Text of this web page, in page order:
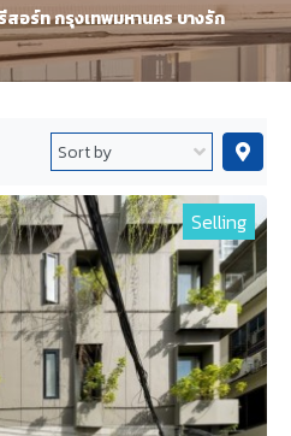
อร์ท กรุงเทพมหานคร บางรัก
Selling